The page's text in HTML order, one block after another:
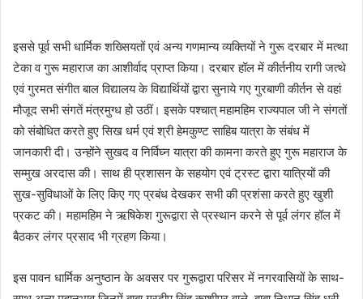
इससे पूर्व सभी धार्मिक शख्सियतों एवं अन्य गणमान्य व्यक्तियों ने गुरू दरबार में मत्था
टेका व गुरू महाराज का आशीर्वाद प्राप्त किया। दरबार हॉल में कीर्तनीय रागी जत्थे
एवं गुरमत संगीत बाल विद्यालय के विद्यार्थियों द्वारा सुनाये गए गुरबाणी कीर्तन से वहां
मौजूद सभी संगतें मंत्रमुग्ध हो उठीं। इसके पश्चात् महामहिम राज्यपाल जी ने संगतों
को संबोधित करते हुए सिख धर्म एवं श्री हेमकुण्ट साहिब यात्रा के संबंध में
जानकारी दी। उन्होंने सुखद व निर्विघ्न यात्रा की कामना करते हुए गुरू महाराज के
सम्मुख अरदास की। साथ ही प्रशासन के सहयोग एवं ट्रस्ट द्वारा यात्रियों की
सुख-सुविधाओं के लिए किए गए प्रबंध देखकर सभी की प्रशंसा करते हुए खुशी
प्रकट की। महामहिम ने ऋषिकेश गुरूद्वारा से प्रस्थान करने से पूर्व लंगर हॉल में
बैठकर लंगर प्रसाद भी ग्रहण किया।
इस पावन धार्मिक अनुष्ठान के अवसर पर गुरूद्वारा परिसर में नगरवासियों के साथ-